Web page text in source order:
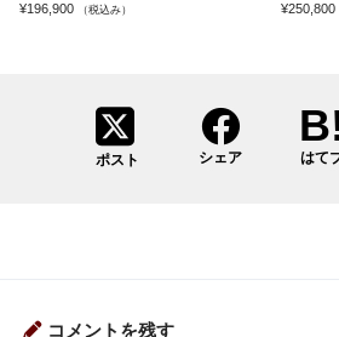
¥196,900 （税込み） ¥250,800
ポスト シェア はて
コメントを残す